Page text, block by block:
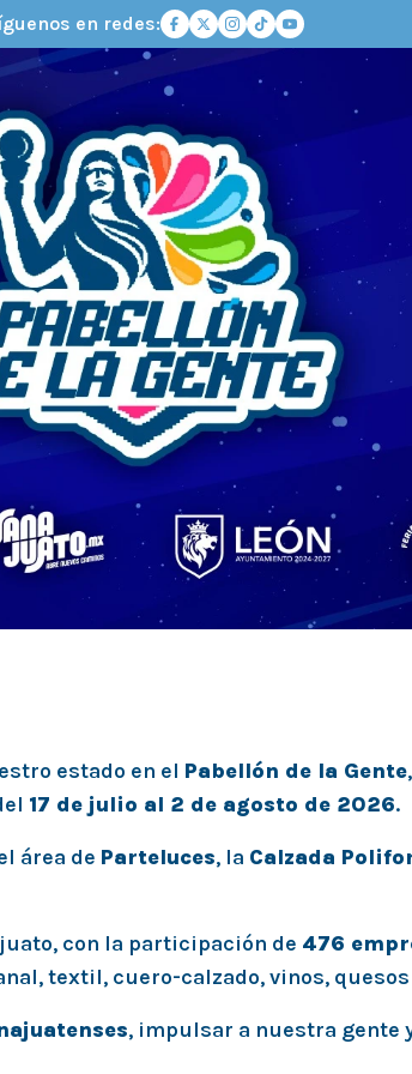
en redes:
estado en el Pabellón de la Gente
17 de julio al 2 de agosto de 2026.
área de Parteluces, la Calzada
con la participación de 476
textil, cuero-calzado, vinos,
, impulsar a nuestra gente